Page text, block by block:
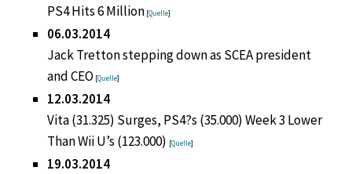
PS4 Hits 6 Million [Quelle]
06.03.2014
Jack Tretton stepping down as SCEA president
and CEO [Quelle]
12.03.2014
Vita (31.325) Surges, PS4?s (35.000) Week 3 Lower
Than Wii U’s (123.000) [Quelle]
19.03.2014